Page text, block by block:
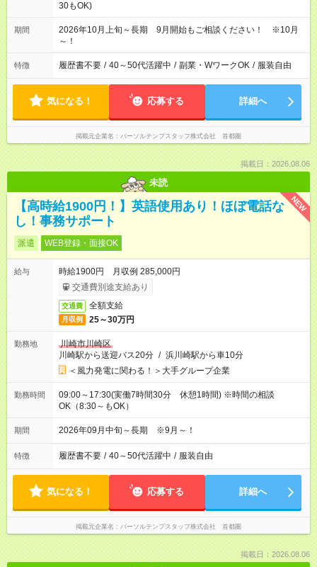
30もOK)
期間
2026年10月上旬～長期 9月開始もご相談ください！ ※10月
～！
特徴 履歴書不要 / 40～50代活躍中 / 副業・WワークOK / 服装自由
気になる！ 応募する 詳細へ
掲載元企業名 パーソルテンプスタッフ株式会社 首都圏
掲載日：2026.08.06
未読
NEW
【高時給1900円！】英語使用あり！ほぼ電話な
し！事務サポート
派遣 WEB登録・面接OK
給与
時給1900円 月収例 285,000円
交通費別途支給あり
交通費 全額支給
月収例 25～30万円
勤務地
川崎市川崎区
川崎駅から送迎バス20分 / 浜川崎駅から車10分
＜風力発電に関わる！＞大手グループ企業
勤務時間
09:00～17:30(実働7時間30分 休憩1時間) ※時間の相談
OK（8:30～もOK）
期間 2026年09月中旬～長期 ※9月～！
特徴 履歴書不要 / 40～50代活躍中 / 服装自由
気になる！ 応募する 詳細へ
掲載元企業名 パーソルテンプスタッフ株式会社 首都圏
掲載日：2026.08.06